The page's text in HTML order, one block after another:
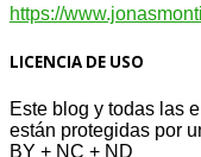
https://
LICENCIA DE USO
Este blog y todas las
están protegidas por
BY + NC + ND